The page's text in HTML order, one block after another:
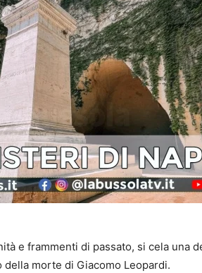
e frammenti di passato, si cela una
morte di Giacomo Leopardi.